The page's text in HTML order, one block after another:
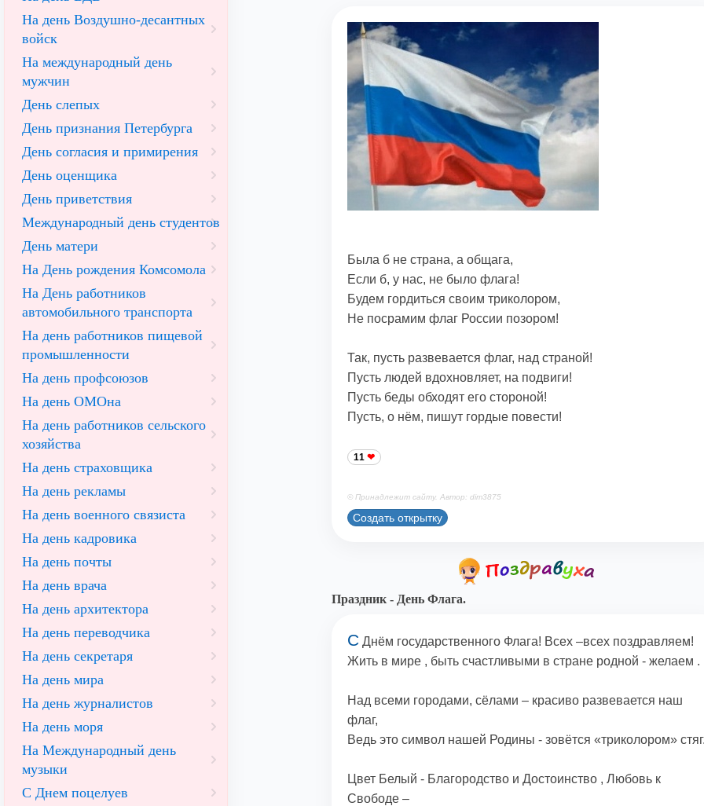
Была б не страна, а общага,
Если б, у нас, не было флага!
Будем гордиться своим триколором,
Не посрамим флаг России позором!
Так, пусть развевается флаг, над страной!
Пусть людей вдохновляет, на подвиги!
Пусть беды обходят его стороной!
Пусть, о нём, пишут гордые повести!
11
© Принадлежит сайту. Автор: dim3875
Создать открытку
Праздник - День Флага.
СДнём государственного Флага! Всех –всех поздравляем!
Жить в мире , быть счастливыми в стране родной - желаем .
Над всеми городами, сёлами – красиво развевается наш
флаг,
Ведь это символ нашей Родины - зовётся «триколором»
Цвет Белый - Благородство и Достоинство , Любовь к
Свободе –
На день Воздушно-десантных
войск
На международный день
мужчин
День слепых
День признания Петербурга
День согласия и примирения
День оценщика
День приветствия
Международный день студентов
День матери
На День рождения Комсомола
На День работников
автомобильного транспорта
На день работников пищевой
промышленности
На день профсоюзов
На день ОМОна
На день работников сельского
хозяйства
На день страховщика
На день рекламы
На день военного связиста
На день кадровика
На день почты
На день врача
На день архитектора
На день переводчика
На день секретаря
На день мира
На день журналистов
На день моря
На Международный день
музыки
С Днем поцелуев